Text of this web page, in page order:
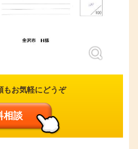
もお気軽にどうぞ
相談